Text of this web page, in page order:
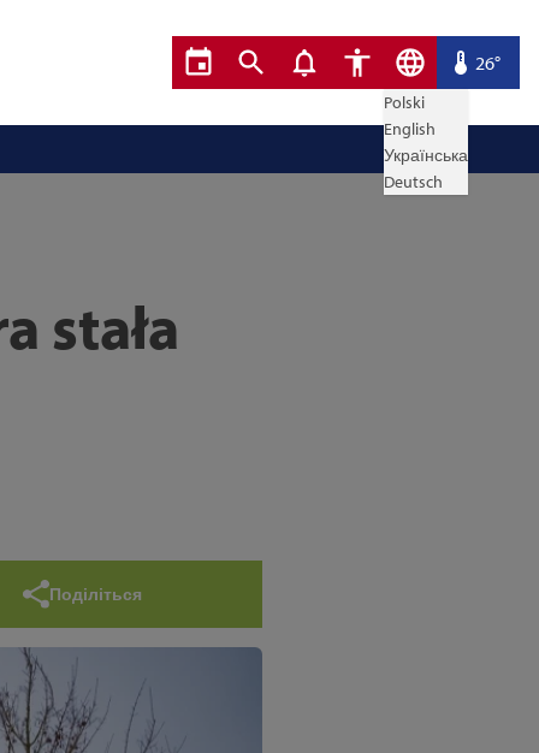
Polski
English
Українська
Deutsch
26°
stała
Поділіться